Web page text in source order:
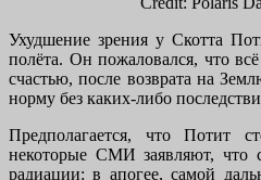
Ухудшение зрения у Скотта
полёта. Он пожаловался, что
счастью, после возврата на
норму без каких-либо
Предполагается, что Потит
некоторые СМИ заявляют, что
радиации: в апогее, самой